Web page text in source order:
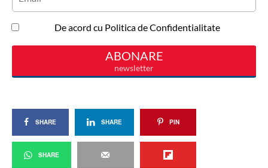
SHARE SHARE PIN
SHARE